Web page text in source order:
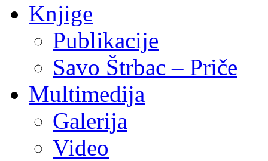
Knjige
Publikacije
Savo Štrbac – Priče
Multimedija
Galerija
Video